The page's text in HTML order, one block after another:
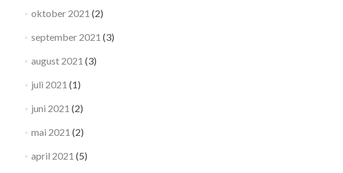
oktober 2021 (2)
september 2021 (3)
august 2021 (3)
juli 2021 (1)
juni 2021 (2)
mai 2021 (2)
april 2021 (5)